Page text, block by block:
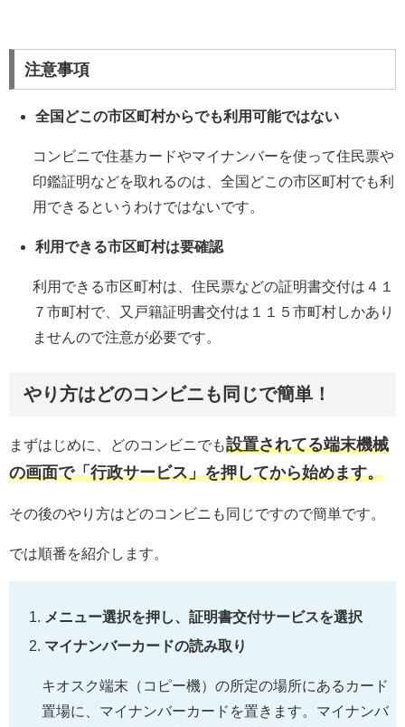
注意事項
全国どこの市区町村からでも利用可能ではない
コンビニで住基カードやマイナンバーを使って住民票や
印鑑証明などを取れるのは、全国どこの市区町村でも利
用できるというわけではないです。
利用できる市区町村は要確認
利用できる市区町村は、住民票などの証明書交付は４１
７市町村で、又戸籍証明書交付は１１５市町村しかあり
ませんので注意が必要です。
やり方はどのコンビニも同じで簡単！
まずはじめに、どのコンビニでも設置されてる端末機械
の画面で「行政サービス」を押してから始めます。
その後のやり方はどのコンビニも同じですので簡単です。
では順番を紹介します。
メニュー選択を押し、証明書交付サービスを選択
マイナンバーカードの読み取り
キオスク端末（コピー機）の所定の場所にあるカード
置場に、マイナンバーカードを置きます。マイナンバ